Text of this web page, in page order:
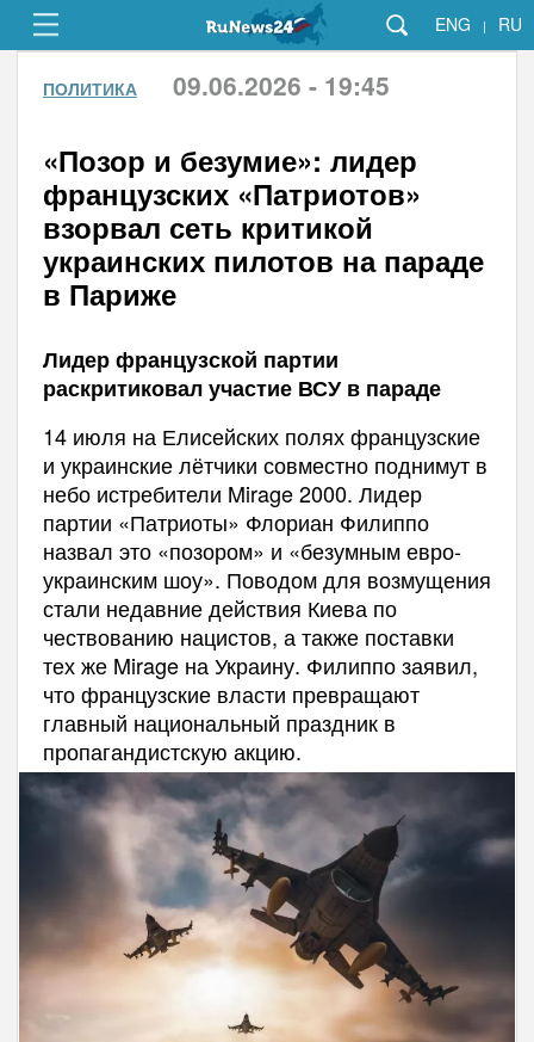
ENG | RU
ПОЛИТИКА 09.06.2026 - 19:45
«Позор и безумие»: лидер
французских «Патриотов»
взорвал сеть критикой
украинских пилотов на параде
в Париже
Лидер французской партии
раскритиковал участие ВСУ в параде
14 июля на Елисейских полях французские
и украинские лётчики совместно поднимут в
небо истребители Mirage 2000. Лидер
партии «Патриоты» Флориан Филиппо
назвал это «позором» и «безумным евро-
украинским шоу». Поводом для возмущения
стали недавние действия Киева по
чествованию нацистов, а также поставки
тех же Mirage на Украину. Филиппо заявил,
что французские власти превращают
главный национальный праздник в
пропагандистскую акцию.